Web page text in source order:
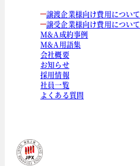
譲渡企業様向け費用について
譲受企業様向け費用について
M&A成約事例
M&A用語集
会社概要
お知らせ
採用情報
社員一覧
よくある質問